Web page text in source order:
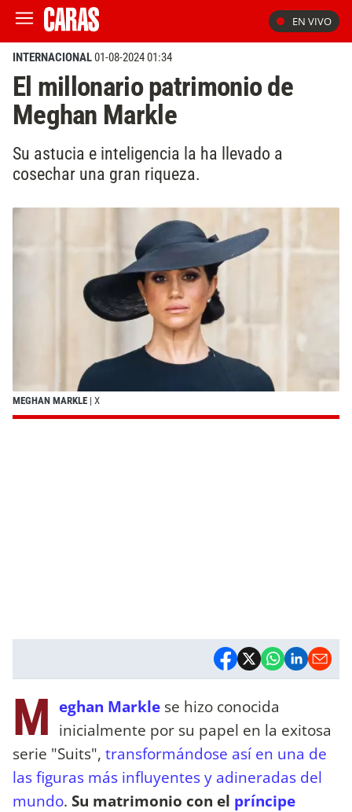
EN VIVO
INTERNACIONAL01-08-2024 01:34
El millonario patrimonio de
Meghan Markle
Su astucia e inteligencia la ha llevado a
cosechar una gran riqueza.
MEGHAN MARKLE | X
M eghan Markle se hizo conocida
inicialmente por su papel en la exitosa
serie "Suits", transformándose así en una de
las figuras más influyentes y adineradas del
mundo. Su matrimonio con el príncipe